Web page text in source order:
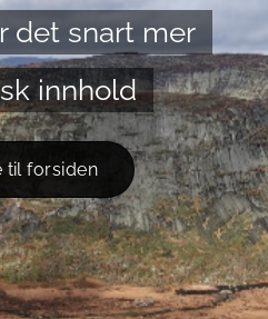
det snart mer
innhold
til forsiden